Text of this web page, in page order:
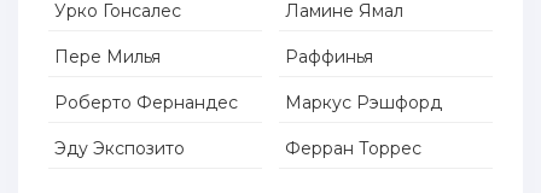
Урко Гонсалес
Пере Милья
Роберто Фернандес
Эду Экспозито
Ламине Ямал
Раффинья
Маркус Рэшфорд
Ферран Торрес